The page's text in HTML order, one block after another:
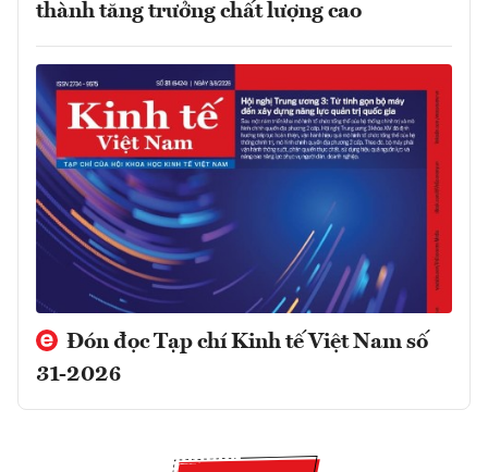
thành tăng trưởng chất lượng cao
Đón đọc Tạp chí Kinh tế Việt Nam số
31-2026